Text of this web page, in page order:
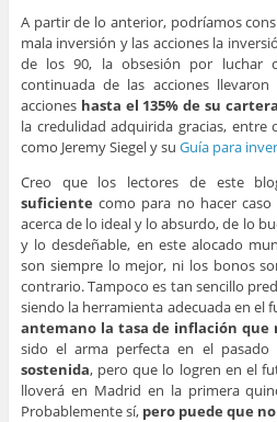
A partir de lo anterior, podríamos
mala inversión y las acciones la
de los 90, la obsesión por luchar
continuada de las acciones
acciones hasta el 135% de su cartera
la credulidad adquirida gracias, entre
como Jeremy Siegel y su Guía para
Creo que los lectores de este
suficiente como para no hacer
acerca de lo ideal y lo absurdo, de lo
y lo desdeñable, en este alocado
son siempre lo mejor, ni los bonos
contrario. Tampoco es tan sencillo
siendo la herramienta adecuada en el
antemano la tasa de inflación que
sido el arma perfecta en el pasado
sostenida, pero que lo logren en el
lloverá en Madrid en la primera
Probablemente sí, pero puede que no